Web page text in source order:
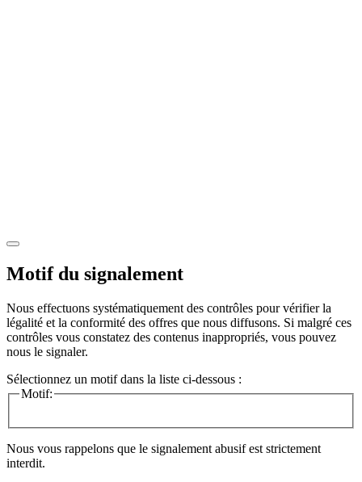
Motif du signalement
Nous effectuons systématiquement des contrôles pour vérifier la
légalité et la conformité des offres que nous diffusons. Si malgré ces
contrôles vous constatez des contenus inappropriés, vous pouvez
nous le signaler.
Sélectionnez un motif dans la liste ci-dessous :
Motif:
Nous vous rappelons que le signalement abusif est strictement
interdit.